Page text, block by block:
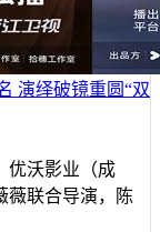
演绎破镜重圆“双
优沃影业（成
薇联合导演，陈